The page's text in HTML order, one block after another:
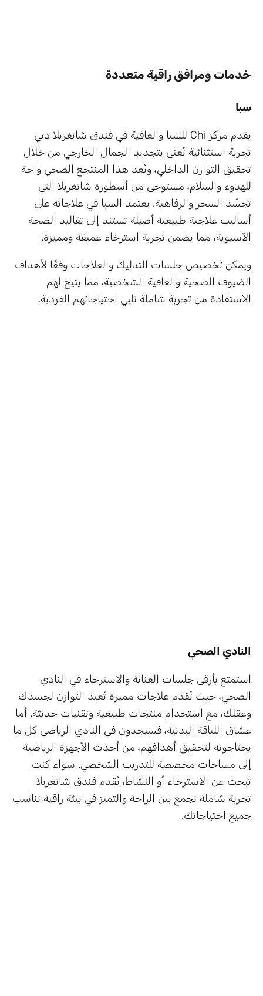
خدمات ومرافق راقية متعددة
سبا
يقدم مركز Chi للسبا والعافية في فندق شانغريلا دبي
تجربة استثنائية تُعنى بتجديد الجمال الخارجي من خلال
تحقيق التوازن الداخلي، ويُعد هذا المنتجع الصحي واحة
للهدوء والسلام، مستوحى من أسطورة شانغريلا التي
تجسّد السحر والرفاهية. يعتمد السبا في علاجاته على
أساليب علاجية طبيعية أصيلة تستند إلى تقاليد الصحة
الآسيوية، مما يضمن تجربة استرخاء عميقة ومميزة.
ويمكن تخصيص جلسات التدليك والعلاجات وفقًا لأهداف
الضيوف الصحية والعافية الشخصية، مما يتيح لهم
الاستفادة من تجربة شاملة تلبي احتياجاتهم الفردية.
النادي الصحي
استمتع بأرقى جلسات العناية والاسترخاء في النادي
الصحي، حيث تُقدم علاجات مميزة تُعيد التوازن لجسدك
وعقلك، مع استخدام منتجات طبيعية وتقنيات حديثة. أما
عشاق اللياقة البدنية، فسيجدون في النادي الرياضي كل ما
يحتاجونه لتحقيق أهدافهم، من أحدث الأجهزة الرياضية
إلى مساحات مخصصة للتدريب الشخصي. سواء كنت
تبحث عن الاسترخاء أو النشاط، يُقدم فندق شانغريلا
تجربة شاملة تجمع بين الراحة والتميز في بيئة راقية تناسب
جميع احتياجاتك.